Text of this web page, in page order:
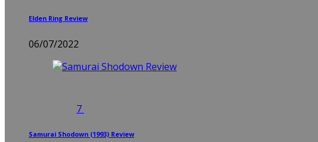
Elden Ring Review
06/07/2022
7
Samurai Shodown (1993) Review